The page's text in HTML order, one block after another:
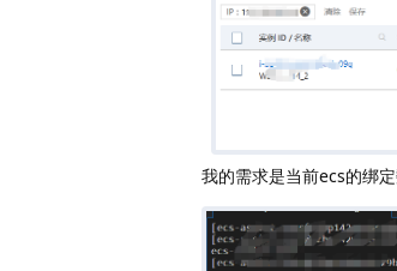
我的需求是当前ecs的绑